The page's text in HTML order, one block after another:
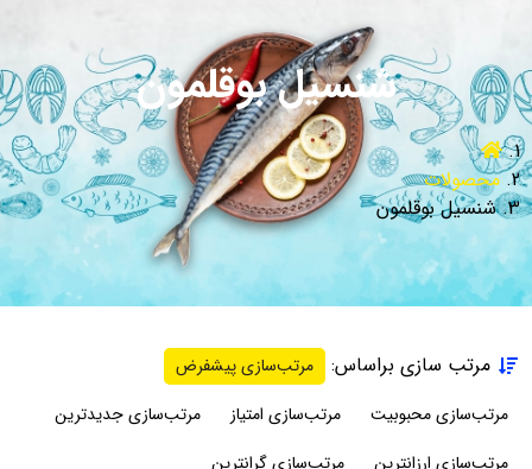
شنسیل بوقلمون
محصولات
شنسیل بوقلمون
مرتب سازی براساس:
مرتب‌سازی پیشفرض
مرتب‌سازی محبوبیت
مرتب‌سازی امتیاز
مرتب‌سازی جدیدترین
مرتب‌سازی ارزانترین
مرتب‌سازی گرانترین